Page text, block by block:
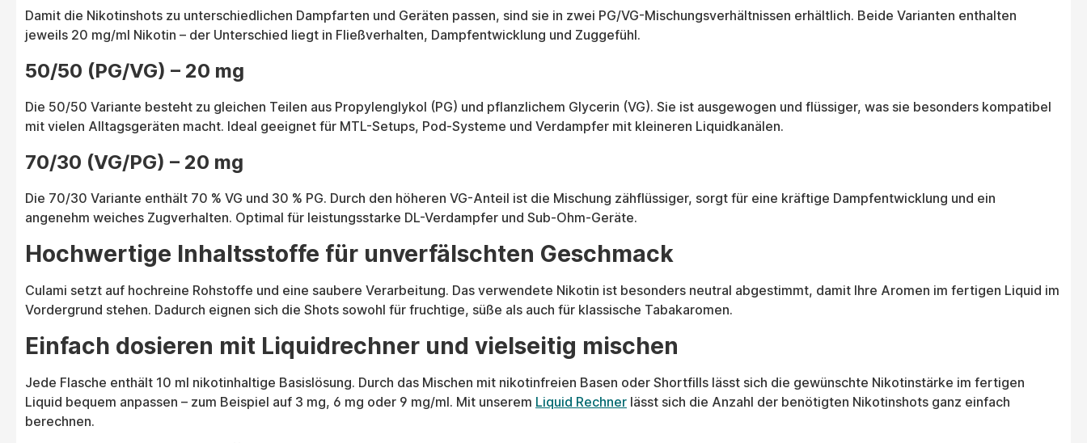
Damit die Nikotinshots zu unterschiedlichen Dampfarten und Geräten passen, sind sie in zwei PG/VG-Mischungsverhältnissen erhältlich. Beide Varianten enthalten
jeweils 20 mg/ml Nikotin – der Unterschied liegt in Fließverhalten, Dampfentwicklung und Zuggefühl.
50/50 (PG/VG) – 20 mg
Die 50/50 Variante besteht zu gleichen Teilen aus Propylenglykol (PG) und pflanzlichem Glycerin (VG). Sie ist ausgewogen und flüssiger, was sie besonders kompatibel
mit vielen Alltagsgeräten macht. Ideal geeignet für MTL-Setups, Pod-Systeme und Verdampfer mit kleineren Liquidkanälen.
70/30 (VG/PG) – 20 mg
Die 70/30 Variante enthält 70 % VG und 30 % PG. Durch den höheren VG-Anteil ist die Mischung zähflüssiger, sorgt für eine kräftige Dampfentwicklung und ein
angenehm weiches Zugverhalten. Optimal für leistungsstarke DL-Verdampfer und Sub-Ohm-Geräte.
Hochwertige Inhaltsstoffe für unverfälschten Geschmack
Culami setzt auf hochreine Rohstoffe und eine saubere Verarbeitung. Das verwendete Nikotin ist besonders neutral abgestimmt, damit Ihre Aromen im fertigen Liquid im
Vordergrund stehen. Dadurch eignen sich die Shots sowohl für fruchtige, süße als auch für klassische Tabakaromen.
Einfach dosieren mit Liquidrechner und vielseitig mischen
Jede Flasche enthält 10 ml nikotinhaltige Basislösung. Durch das Mischen mit nikotinfreien Basen oder Shortfills lässt sich die gewünschte Nikotinstärke im fertigen
Liquid bequem anpassen – zum Beispiel auf 3 mg, 6 mg oder 9 mg/ml. Mit unserem Liquid Rechner lässt sich die Anzahl der benötigten Nikotinshots ganz einfach
berechnen.